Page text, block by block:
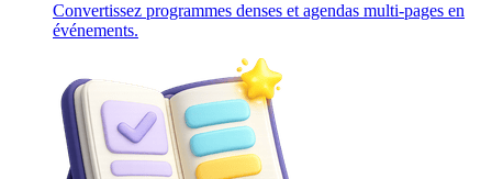
Convertissez programmes denses et agendas multi-pages en
événements.